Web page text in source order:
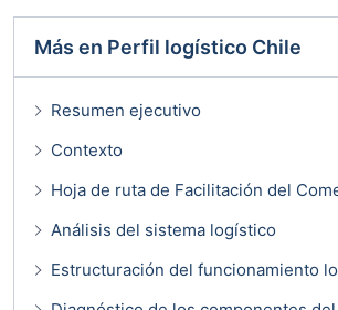
Más en Perfil logístico Chile
Resumen ejecutivo
Contexto
Hoja de ruta de Facilitación del
Análisis del sistema logístico
Estructuración del funcionamiento